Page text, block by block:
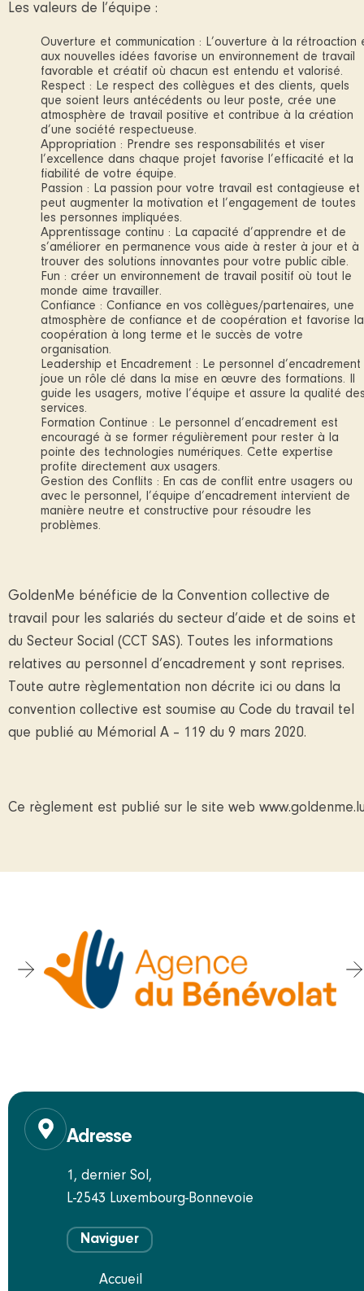
Les valeurs de l’équipe :
Ouverture et communication : L’ouverture à la rétroaction
aux nouvelles idées favorise un environnement de travail
favorable et créatif où chacun est entendu et valorisé.
Respect : Le respect des collègues et des clients, quels
que soient leurs antécédents ou leur poste, crée une
atmosphère de travail positive et contribue à la création
d’une société respectueuse.
Appropriation : Prendre ses responsabilités et viser
l’excellence dans chaque projet favorise l’efficacité et la
fiabilité de votre équipe.
Passion : La passion pour votre travail est contagieuse et
peut augmenter la motivation et l’engagement de toutes
les personnes impliquées.
Apprentissage continu : La capacité d’apprendre et de
s’améliorer en permanence vous aide à rester à jour et à
trouver des solutions innovantes pour votre public cible.
Fun : créer un environnement de travail positif où tout le
monde aime travailler.
Confiance : Confiance en vos collègues/partenaires, une
atmosphère de confiance et de coopération et favorise la
coopération à long terme et le succès de votre
organisation.
Leadership et Encadrement : Le personnel d’encadrement
joue un rôle clé dans la mise en œuvre des formations. Il
guide les usagers, motive l’équipe et assure la qualité
services.
Formation Continue : Le personnel d’encadrement est
encouragé à se former régulièrement pour rester à la
pointe des technologies numériques. Cette expertise
profite directement aux usagers.
Gestion des Conflits : En cas de conflit entre usagers ou
avec le personnel, l’équipe d’encadrement intervient de
manière neutre et constructive pour résoudre les
problèmes.
GoldenMe bénéficie de la Convention collective de
travail pour les salariés du secteur d’aide et de soins et
du Secteur Social (CCT SAS). Toutes les informations
relatives au personnel d’encadrement y sont reprises.
Toute autre règlementation non décrite ici ou dans la
convention collective est soumise au Code du travail tel
que publié au Mémorial A – 119 du 9 mars 2020.
Ce règlement est publié sur le site web
Adresse
1, dernier Sol,
L-2543 Luxembourg-Bonnevoie
Naviguer
Accueil